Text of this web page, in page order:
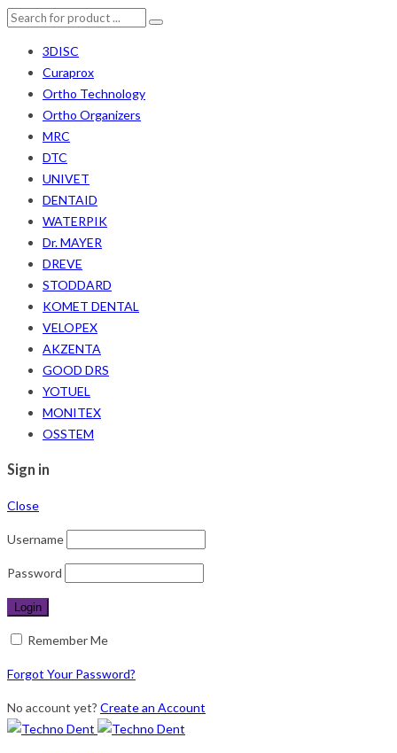
3DISC
Curaprox
Ortho Technology
Ortho Organizers
MRC
DTC
UNIVET
DENTAID
WATERPIK
Dr. MAYER
DREVE
STODDARD
KOMET DENTAL
VELOPEX
AKZENTA
GOOD DRS
YOTUEL
MONITEX
OSSTEM
Sign in
Close
Username
Password
Remember Me
Forgot Your Password?
No account yet? Create an Account